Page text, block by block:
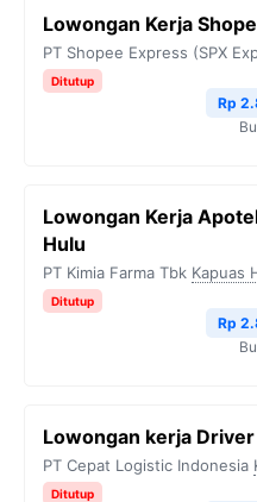
Lowongan Kerja
PT Shopee Express (SPX
Ditutup
Rp
Lowongan Kerja
Hulu
PT Kimia Farma Tbk Kapuas
Ditutup
Rp
Lowongan kerja
PT Cepat Logistic Indonesia
Ditutup